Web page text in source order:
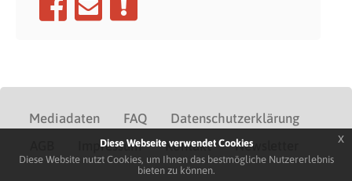
Mediadaten FAQ
Datenschutzerklärung
Impressum Kontakt Newsletter
Diese Webseite verwendet Cookies
Diese Website nutzt Cookies, um Ihnen das bestmögliche Nutzererlebnis
bieten zu können.
x